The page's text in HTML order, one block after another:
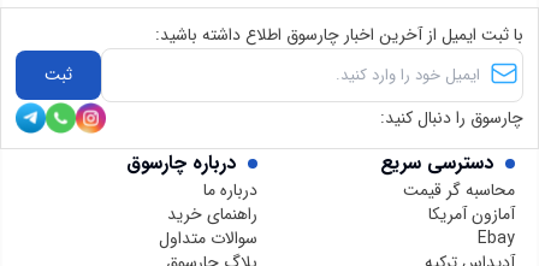
دسترسی سریع
محاسبه گر قیمت
آمازون آمریکا
Ebay
درباره چارسوق
درباره ما
راهنمای خرید
سوالات متداول
با ثبت ایمیل از آخرین اخبار چارسوق اطلاع داشته باشید:
ثبت
چارسوق را دنبال کنید: